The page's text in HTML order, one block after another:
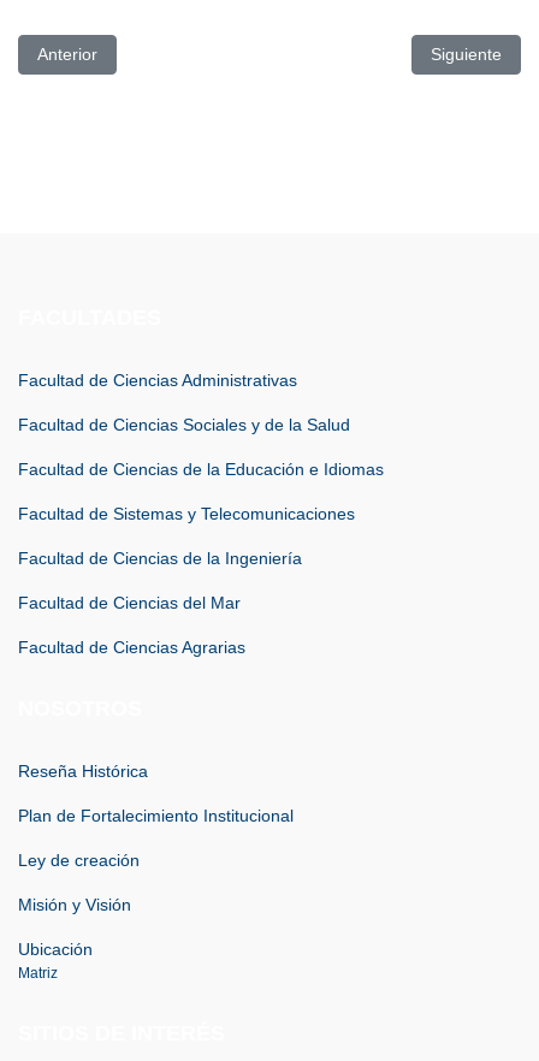
Artículo anterior: DOCENTES COLABORADORES DE
Anterior Artículo
Siguiente
Facultad de Ciencias Administrativas
Facultad de Ciencias Sociales y de la Salud
Facultad de Ciencias de la Educación e Idiomas
Facultad de Sistemas y Telecomunicaciones
Facultad de Ciencias de la Ingeniería
Facultad de Ciencias del Mar
Facultad de Ciencias Agrarias
Reseña Histórica
Plan de Fortalecimiento Institucional
Ley de creación
Misión y Visión
Ubicación
Matriz